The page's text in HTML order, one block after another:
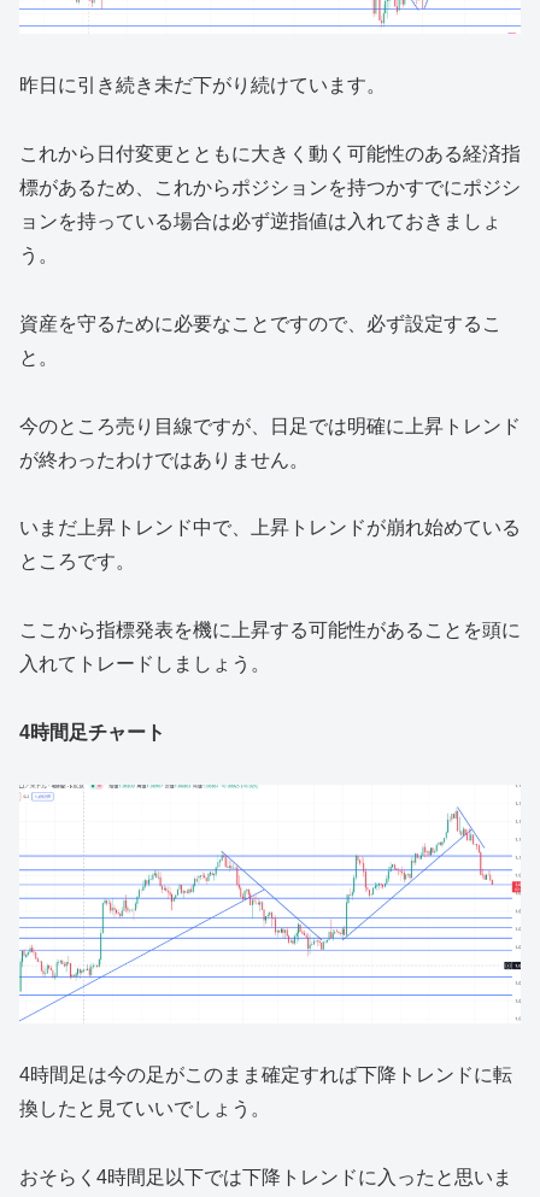
昨日に引き続き未だ下がり続けています。
これから日付変更とともに大きく動く可能性のある経済指
標があるため、これからポジションを持つかすでにポジシ
ョンを持っている場合は必ず逆指値は入れておきましょ
う。
資産を守るために必要なことですので、必ず設定するこ
と。
今のところ売り目線ですが、日足では明確に上昇トレンド
が終わったわけではありません。
いまだ上昇トレンド中で、上昇トレンドが崩れ始めている
ところです。
ここから指標発表を機に上昇する可能性があることを頭に
入れてトレードしましょう。
4時間足チャート
4時間足は今の足がこのまま確定すれば下降トレンドに転
換したと見ていいでしょう。
おそらく4時間足以下では下降トレンドに入ったと思いま